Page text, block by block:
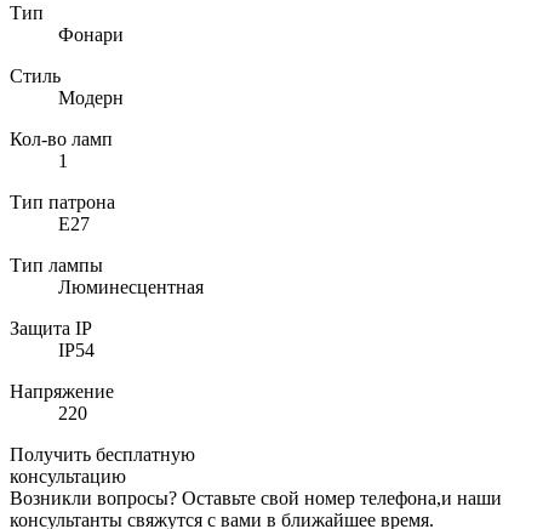
Тип
Фонари
Стиль
Модерн
Кол-во ламп
1
Тип патрона
E27
Тип лампы
Люминесцентная
Защита IP
IP54
Напряжение
220
Получить бесплатную
консультацию
Возникли вопросы? Оставьте свой номер телефона,и наши
консультанты свяжутся с вами в ближайшее время.